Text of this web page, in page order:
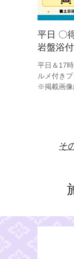
平日 〇
岩盤浴付
平日＆17
ルメ付き
※掲載画像
そ